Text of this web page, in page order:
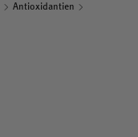
Antioxidantien